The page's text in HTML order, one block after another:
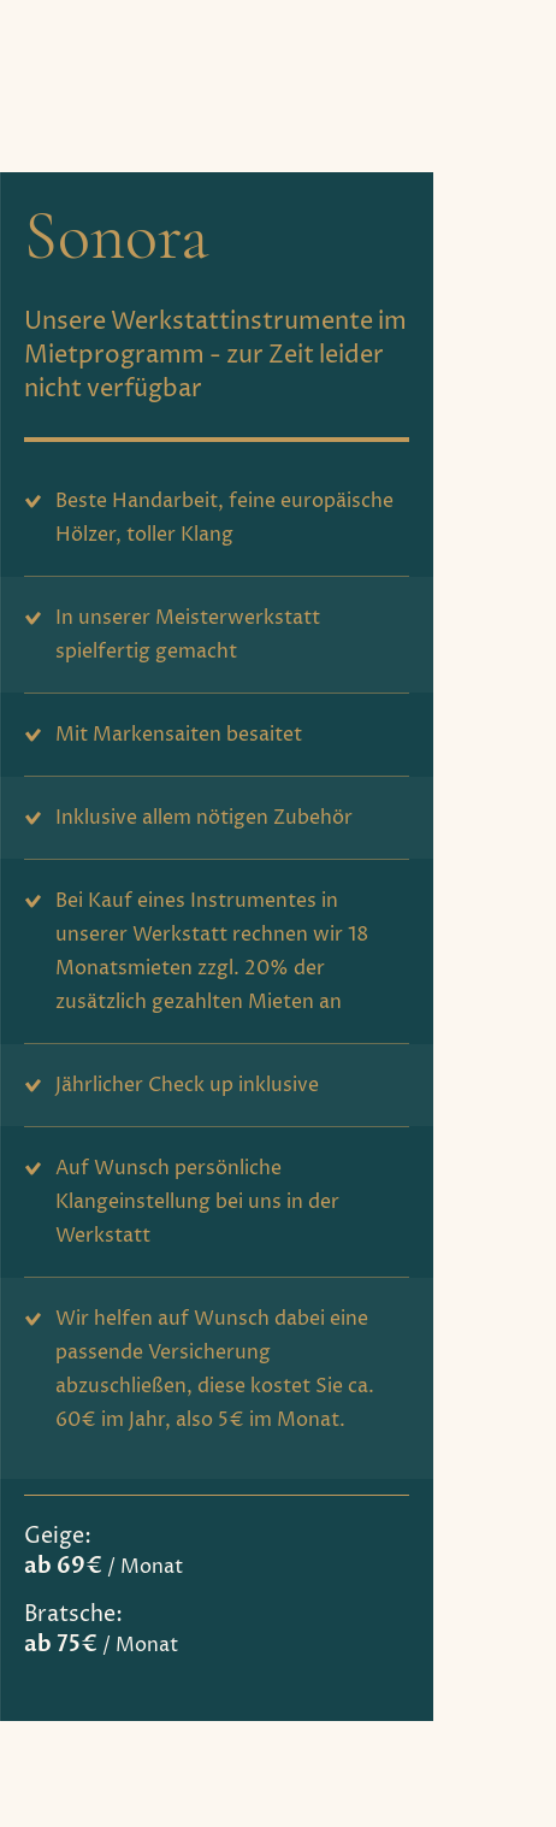
Sonora
Unsere Werkstattinstrumente im
Mietprogramm - zur Zeit leider
nicht verfügbar
Beste Handarbeit, feine europäische
Hölzer, toller Klang
In unserer Meisterwerkstatt
spielfertig gemacht
Mit Markensaiten besaitet
Inklusive allem nötigen Zubehör
Bei Kauf eines Instrumentes in
unserer Werkstatt rechnen wir 18
Monatsmieten zzgl. 20% der
zusätzlich gezahlten Mieten an
Jährlicher Check up inklusive
Auf Wunsch persönliche
Klangeinstellung bei uns in der
Werkstatt
Wir helfen auf Wunsch dabei eine
passende Versicherung
abzuschließen, diese kostet Sie ca.
60€ im Jahr, also 5€ im Monat.
Geige:
ab 69€ / Monat
Bratsche:
ab 75€ / Monat